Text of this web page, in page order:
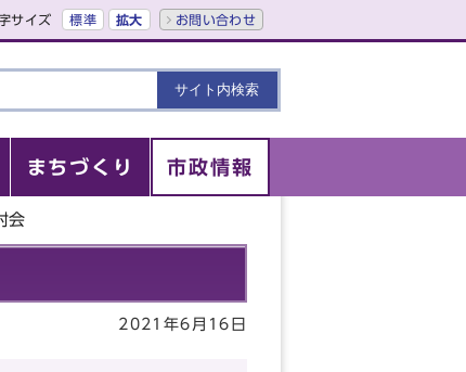
サイズ 標準 拡大 お問い合わせ
まちづくり 市政情報
会
2021年6月16日